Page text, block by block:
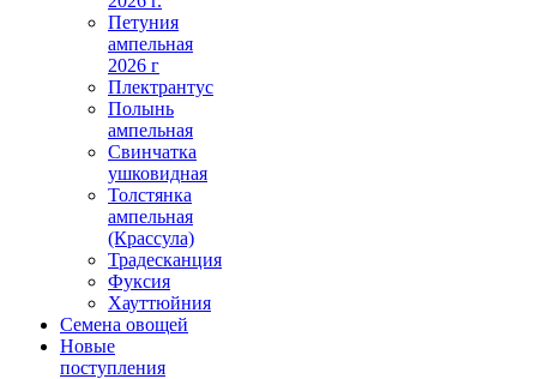
Петуния
ампельная
2026 г
Плектрантус
Полынь
ампельная
Свинчатка
ушковидная
Толстянка
ампельная
(Крассула)
Традесканция
Фуксия
Хауттюйния
Семена овощей
Новые
поступления